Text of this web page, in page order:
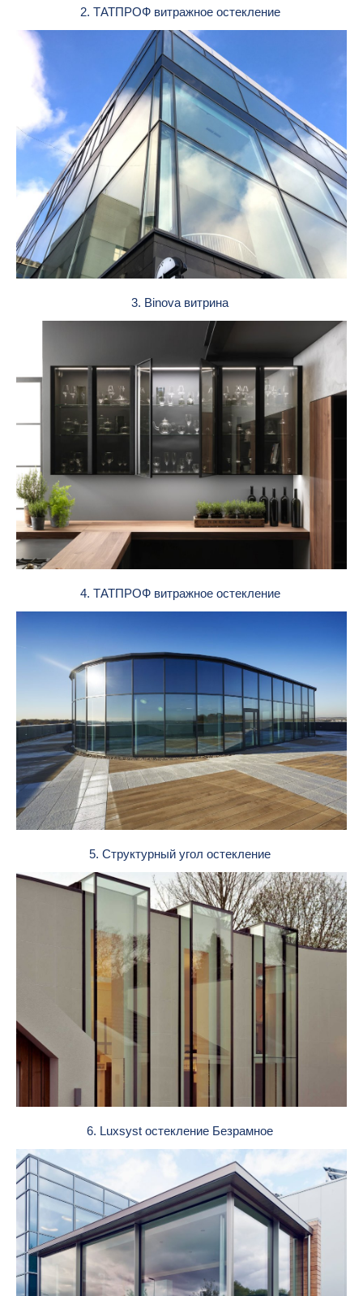
2. ТАТПРОФ витражное остекление
3. Binova витрина
4. ТАТПРОФ витражное остекление
5. Структурный угол остекление
6. Luxsyst остекление Безрамное